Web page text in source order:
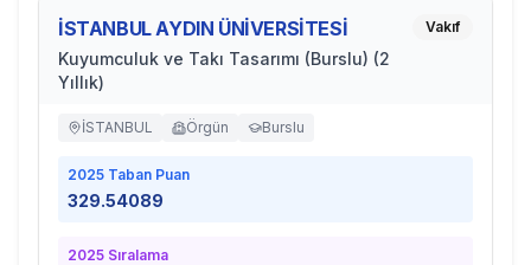
İSTANBUL AYDIN ÜNİVERSİTESİ
Kuyumculuk ve Takı Tasarımı (Burslu) (2
Yıllık)
Vakıf
İSTANBUL Örgün Burslu
2025 Taban Puan
329.54089
2025 Sıralama